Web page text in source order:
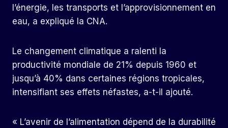
l’énergie, les transports et l’approvisionnement en
eau, a expliqué la CNA.
Le changement climatique a ralenti la
productivité mondiale de 21% depuis 1960 et
jusqu’à 40% dans certaines régions tropicales,
intensifiant ses effets néfastes, a-t-il ajouté.
« L’avenir de l’alimentation dépend de la durabilité